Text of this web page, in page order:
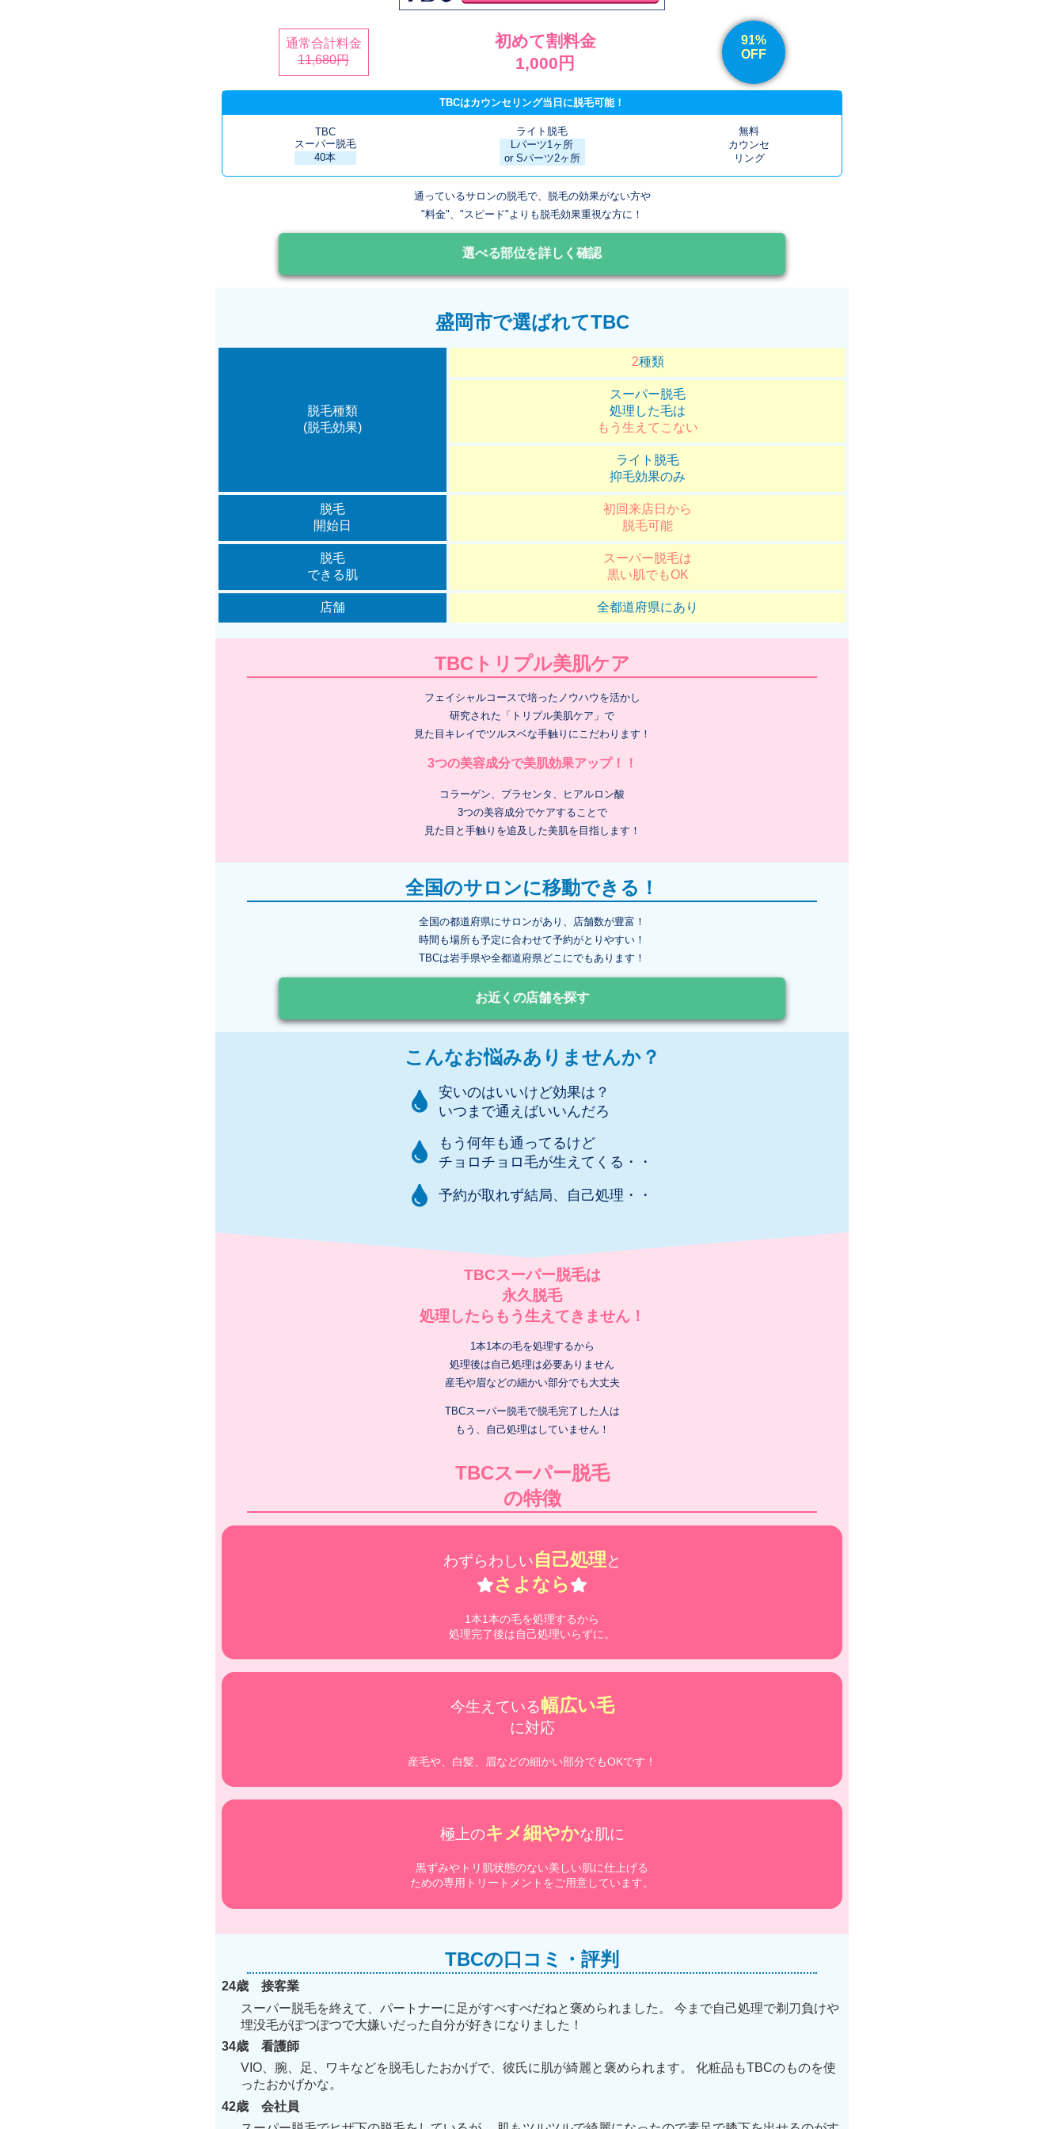
通常合計料金
11,680円
初めて割料金
1,000円
91%
OFF
TBCはカウンセリング当日に脱毛可能！
TBC
スーパー脱毛
40本
ライト脱毛
Lパーツ1ヶ所
or Sパーツ2ヶ所
無料
カウンセ
リング
通っているサロンの脱毛で、脱毛の効果がない方や
"料金"、"スピード"よりも脱毛効果重視な方に！
選べる部位を詳しく確認
盛岡市で選ばれてTBC
脱毛種類
(脱毛効果)
2種類
スーパー脱毛
処理した毛は
もう生えてこない
ライト脱毛
抑毛効果のみ
脱毛
開始日
初回来店日から
脱毛可能
脱毛
できる肌
スーパー脱毛は
黒い肌でもOK
店舗 全都道府県にあり
TBCトリプル美肌ケア
フェイシャルコースで培ったノウハウを活かし
研究された「トリプル美肌ケア」で
見た目キレイでツルスベな手触りにこだわります！
3つの美容成分で美肌効果アップ！！
コラーゲン、プラセンタ、ヒアルロン酸
3つの美容成分でケアすることで
見た目と手触りを追及した美肌を目指します！
全国のサロンに移動できる！
全国の都道府県にサロンがあり、店舗数が豊富！
時間も場所も予定に合わせて予約がとりやすい！
TBCは岩手県や全都道府県どこにでもあります！
お近くの店舗を探す
こんなお悩みありませんか？
安いのはいいけど効果は？
いつまで通えばいいんだろ
もう何年も通ってるけど
チョロチョロ毛が生えてくる・・
予約が取れず結局、自己処理・・
TBCスーパー脱毛は
永久脱毛
処理したらもう生えてきません！
1本1本の毛を処理するから
処理後は自己処理は必要ありません
産毛や眉などの細かい部分でも大丈夫
TBCスーパー脱毛で脱毛完了した人は
もう、自己処理はしていません！
TBCスーパー脱毛
の特徴
わずらわしい自己処理と
さよなら
1本1本の毛を処理するから
処理完了後は自己処理いらずに。
今生えている幅広い毛
に対応
産毛や、白髪、眉などの細かい部分でもOKです！
極上のキメ細やかな肌に
黒ずみやトリ肌状態のない美しい肌に仕上げる
ための専用トリートメントをご用意しています。
TBCの口コミ・評判
24歳 接客業
スーパー脱毛を終えて、パートナーに足がすべすべだねと褒められました。 今まで自己処理で剃刀負けや
埋没毛がぽつぽつで大嫌いだった自分が好きになりました！
34歳 看護師
VIO、腕、足、ワキなどを脱毛したおかげで、彼氏に肌が綺麗と褒められます。 化粧品もTBCのものを使
ったおかげかな。
42歳 会社員